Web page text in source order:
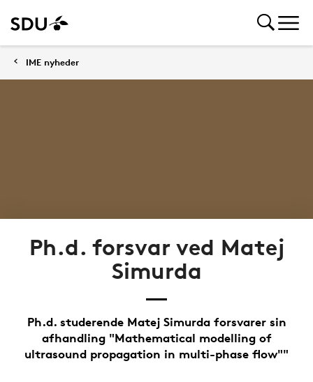
IME nyheder
Ph.d. forsvar ved Matej
Simurda
Ph.d. studerende Matej Simurda forsvarer sin
afhandling "Mathematical modelling of
ultrasound propagation in multi-phase flow""